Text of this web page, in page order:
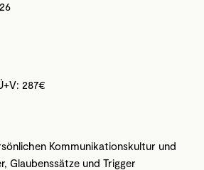
287€
Kommunikationskultur und
Glaubenssätze und Trigger